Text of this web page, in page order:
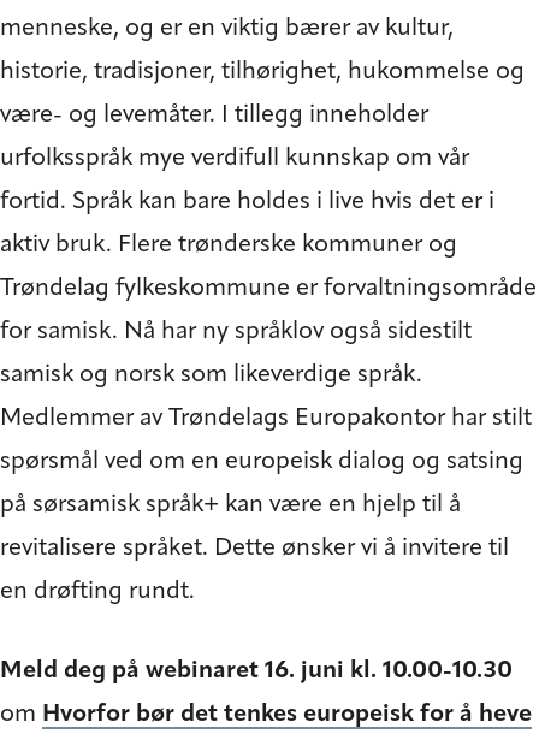
menneske, og er en viktig bærer av kultur,
historie, tradisjoner, tilhørighet, hukommelse og
være- og levemåter. I tillegg inneholder
urfolksspråk mye verdifull kunnskap om vår
fortid. Språk kan bare holdes i live hvis det er i
aktiv bruk. Flere trønderske kommuner og
Trøndelag fylkeskommune er forvaltningsområde
for samisk. Nå har ny språklov også sidestilt
samisk og norsk som likeverdige språk.
Medlemmer av Trøndelags Europakontor har stilt
spørsmål ved om en europeisk dialog og satsing
på sørsamisk språk+ kan være en hjelp til å
revitalisere språket. Dette ønsker vi å invitere til
en drøfting rundt.
Meld deg på webinaret 16. juni kl. 10.00-10.30
om Hvorfor bør det tenkes europeisk for å heve